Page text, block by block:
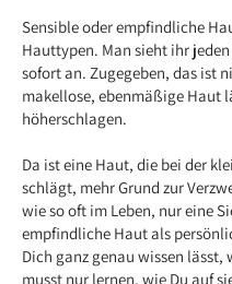
Sensible oder empfindliche
Hauttypen. Man sieht ihr
sofort an. Zugegeben, das ist
makellose, ebenmäßige Haut
höherschlagen.
Da ist eine Haut, die bei der
schlägt, mehr Grund zur
wie so oft im Leben, nur eine
empfindliche Haut als
Dich ganz genau wissen
musst nur lernen, wie Du auf